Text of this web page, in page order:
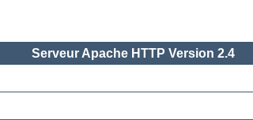
Serveur Apache HTTP Version 2.4